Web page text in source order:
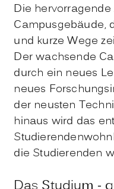
Die
Campusgebäude,
und kurze Wege
Der wachsende
durch ein neues
neues
der neusten
hinaus wird das
die Studierenden